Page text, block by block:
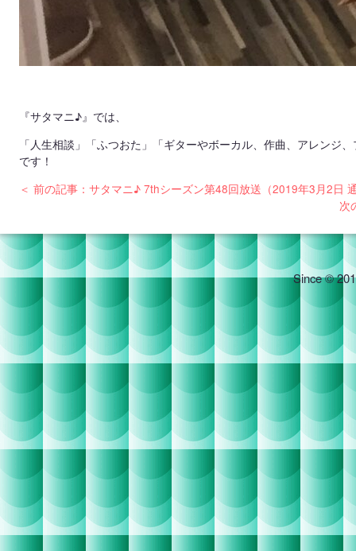
『サタマニ♪』では、
「人生相談」「ふつおた」「ギターやボーカル、作曲、アレン
です！
＜ 前の記事：サタマニ♪ 7thシーズン第48回放送（2019年3月2日
次
Since ©